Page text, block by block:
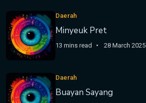
Daerah
Minyeuk Pret
13 mins read 28 March 2025
Daerah
Buayan Sayang